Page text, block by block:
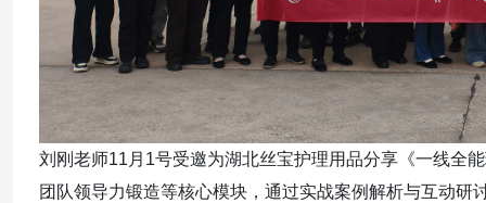
刘刚老师11月1号受邀为湖北丝宝护理用品分享《一线全
团队领导力锻造等核心模块，通过实战案例解析与互动